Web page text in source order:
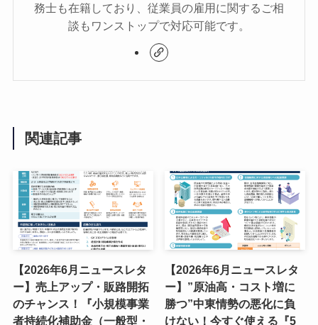
務士も在籍しており、従業員の雇用に関するご相
談もワンストップで対応可能です。
関連記事
【2026年6月ニュースレタ
ー】売上アップ・販路開拓
のチャンス！『小規模事業
者持続化補助金（一般型・
【2026年6月ニュースレタ
ー】”原油高・コスト増に
勝つ”中東情勢の悪化に負
けない！今すぐ使える『5